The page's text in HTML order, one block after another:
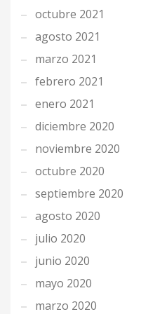
octubre 2021
agosto 2021
marzo 2021
febrero 2021
enero 2021
diciembre 2020
noviembre 2020
octubre 2020
septiembre 2020
agosto 2020
julio 2020
junio 2020
mayo 2020
marzo 2020